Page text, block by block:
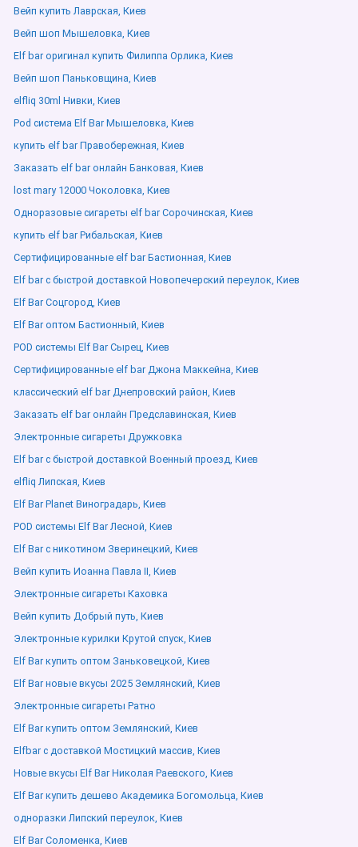
Вейп купить Лаврская, Киев
Вейп шоп Мышеловка, Киев
Elf bar оригинал купить Филиппа Орлика, Киев
Вейп шоп Паньковщина, Киев
elfliq 30ml Нивки, Киев
Pod система Elf Bar Мышеловка, Киев
купить elf bar Правобережная, Киев
Заказать elf bar онлайн Банковая, Киев
lost mary 12000 Чоколовка, Киев
Одноразовые сигареты elf bar Сорочинская, Киев
купить elf bar Рибальская, Киев
Сертифицированные elf bar Бастионная, Киев
Elf bar с быстрой доставкой Новопечерский переулок, Киев
Elf Bar Соцгород, Киев
Elf Bar оптом Бастионный, Киев
POD системы Elf Bar Сырец, Киев
Сертифицированные elf bar Джона Маккейна, Киев
классический elf bar Днепровский район, Киев
Заказать elf bar онлайн Предславинская, Киев
Электронные сигареты Дружковка
Elf bar с быстрой доставкой Военный проезд, Киев
elfliq Липская, Киев
Elf Bar Planet Виноградарь, Киев
POD системы Elf Bar Лесной, Киев
Elf Bar с никотином Зверинецкий, Киев
Вейп купить Иоанна Павла ІІ, Киев
Электронные сигареты Каховка
Вейп купить Добрый путь, Киев
Электронные курилки Крутой спуск, Киев
Elf Bar купить оптом Заньковецкой, Киев
Elf Bar новые вкусы 2025 Землянский, Киев
Электронные сигареты Ратно
Elf Bar купить оптом Землянский, Киев
Elfbar с доставкой Мостицкий массив, Киев
Новые вкусы Elf Bar Николая Раевского, Киев
Elf Bar купить дешево Академика Богомольца, Киев
одноразки Липский переулок, Киев
Elf Bar Соломенка, Киев